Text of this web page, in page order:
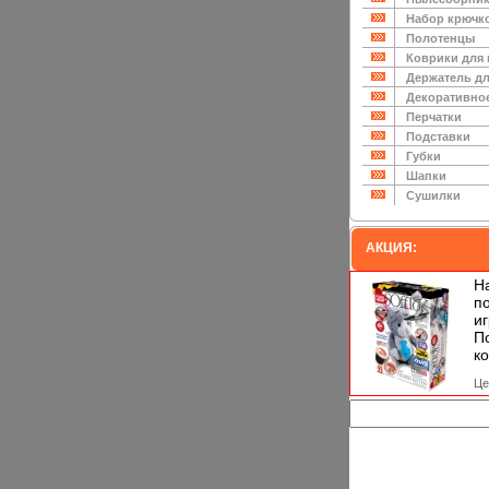
Набор
Полотенцы
Коврики для
Держатель
Перчатки
Подставки
Губки
Шапки
Сушилки
АКЦИЯ: